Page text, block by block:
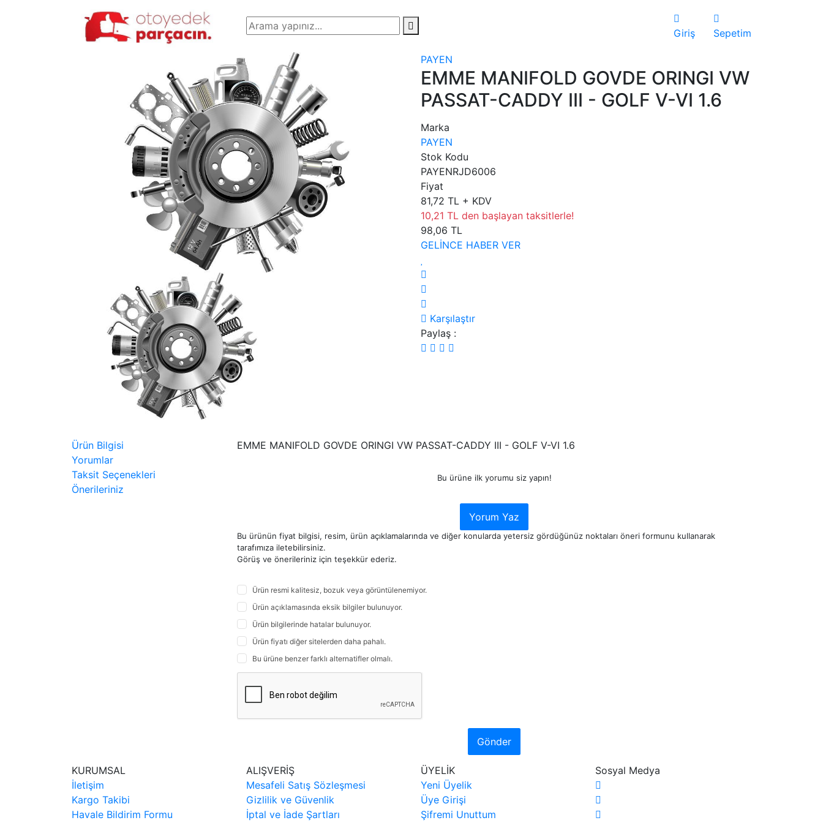
Giriş Sepetim
PAYEN
EMME MANIFOLD GOVDE ORINGI VW
PASSAT-CADDY III - GOLF V-VI 1.6
Marka
PAYEN
Stok Kodu
PAYENRJD6006
Fiyat
81,72 TL + KDV
10,21 TL den başlayan taksitlerle!
98,06 TL
GELİNCE HABER VER
Karşılaştır
Paylaş :
Ürün Bilgisi
Yorumlar
Taksit Seçenekleri
Önerileriniz
EMME MANIFOLD GOVDE ORINGI VW PASSAT-CADDY III - GOLF V-VI 1.6
Bu ürüne ilk yorumu siz yapın!
Yorum Yaz
Bu ürünün fiyat bilgisi, resim, ürün açıklamalarında ve diğer konularda yetersiz gördüğünüz noktaları öneri formunu kullanarak
tarafımıza iletebilirsiniz.
Görüş ve önerileriniz için teşekkür ederiz.
Ürün resmi kalitesiz, bozuk veya görüntülenemiyor.
Ürün açıklamasında eksik bilgiler bulunuyor.
Ürün bilgilerinde hatalar bulunuyor.
Ürün fiyatı diğer sitelerden daha pahalı.
Bu ürüne benzer farklı alternatifler olmalı.
Gönder
KURUMSAL
İletişim
Kargo Takibi
Havale Bildirim Formu
ALIŞVERİŞ
Mesafeli Satış Sözleşmesi
Gizlilik ve Güvenlik
İptal ve İade Şartları
ÜYELİK
Yeni Üyelik
Üye Girişi
Şifremi Unuttum
Sosyal Medya